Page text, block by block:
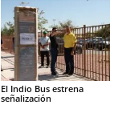
El Indio Bus estrena
señalización